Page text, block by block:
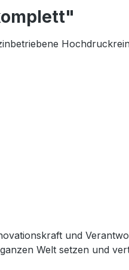
und
Welt setzen und